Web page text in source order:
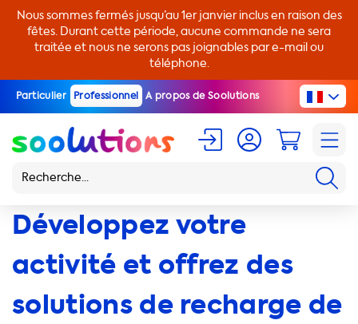
Nous sommes fermés jusqu’au 1er janvier inclus en raison des
fêtes. Durant cette période, aucune commande ne sera
traitée et nous ne serons pas joignables par e-mail ou
téléphone.
Particulier Professionnel A propos de Soolutions
Développez votre
activité et offrez des
solutions de recharge de